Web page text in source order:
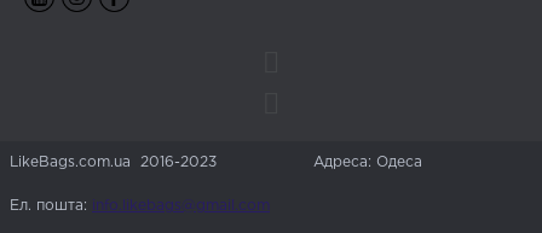
LikeBags.com.ua 2016-2023 Адреса: Одеса
Ел. пошта: info.likebags@gmail.com